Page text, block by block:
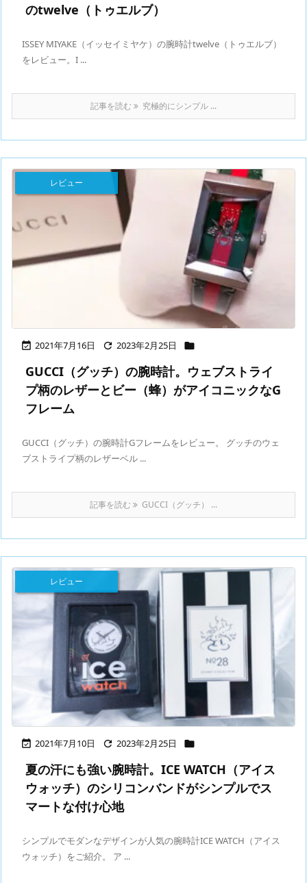
のtwelve（トゥエルブ）
ISSEY MIYAKE（イッセイミヤケ）の腕時計twelve（トゥエルブ）
をレビュー。I ...
記事を読む 究極的にシンプル ...
 2021年7月16日  2023年2月25日 
レビュー
GUCCI（グッチ）の腕時計。ウェブストライ
プ柄のレザーとビー（蜂）がアイコニックなG
フレーム
GUCCI（グッチ）の腕時計Gフレームをレビュー。 グッチのウェ
ブストライプ柄のレザーベル ...
記事を読む GUCCI（グッチ） ...
 2021年7月10日  2023年2月25日 
レビュー
夏の汗にも強い腕時計。ICE WATCH（アイス
ウォッチ）のシリコンバンドがシンプルでス
マートな付け心地
シンプルでモダンなデザインが人気の腕時計ICE WATCH（アイス
ウォッチ）をご紹介。 ア ...